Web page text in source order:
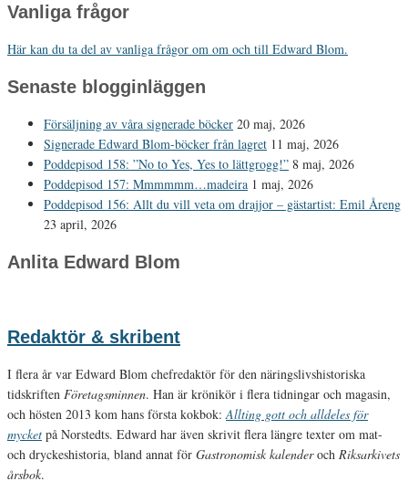
Vanliga frågor
Här kan du ta del av vanliga frågor om om och till Edward Blom.
Senaste blogginläggen
Försäljning av våra signerade böcker 20 maj, 2026
Signerade Edward Blom-böcker från lagret 11 maj, 2026
Poddepisod 158: ”No to Yes, Yes to lättgrogg!” 8 maj, 2026
Poddepisod 157: Mmmmmm…madeira 1 maj, 2026
Poddepisod 156: Allt du vill veta om drajjor – gästartist: Emil Åreng
23 april, 2026
Anlita Edward Blom
Redaktör & skribent
I flera år var Edward Blom chefredaktör för den näringslivshistoriska
tidskriften Företagsminnen. Han är krönikör i flera tidningar och magasin,
och hösten 2013 kom hans första kokbok:Allting gott och alldeles för
mycket på Norstedts. Edward har även skrivit flera längre texter om mat-
och dryckeshistoria, bland annat för Gastronomisk kalenderoch Riksarkivets
årsbok.